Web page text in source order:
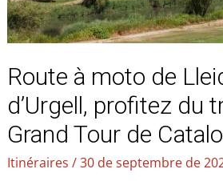
Route à moto de
d’Urgell, profitez du
Grand Tour de
Itinéraires /30 de septembre de
d’Urgell,
profitez
tronçon
du
Grand
Tour